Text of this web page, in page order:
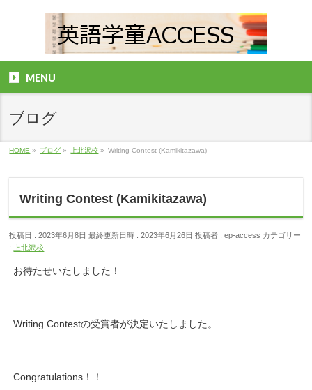
MENU
ブログ
HOME » ブログ » 上北沢校 » Writing Contest (Kamikitazawa)
Writing Contest (Kamikitazawa)
投稿日 : 2023年6月8日 最終更新日時 : 2023年6月26日 投稿者 :ep-access カテゴリー
:
上北沢校
お待たせいたしました！
Writing Contestの受賞者が決定いたしました。
Congratulations！！